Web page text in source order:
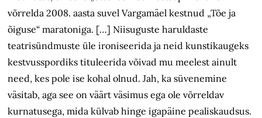
võrrelda 2008. aasta suvel Vargamäel kestnud „Tõe ja
õiguse“ maratoniga. […] Niisuguste haruldaste
teatrisündmuste üle ironiseerida ja neid kunstikaugeks
kestvusspordiks tituleerida võivad mu meelest ainult
need, kes pole ise kohal olnud. Jah, ka süvenemine
väsitab, aga see on väärt väsimus ega ole võrreldav
kurnatusega, mida külvab hinge igapäine pealiskaudsus.